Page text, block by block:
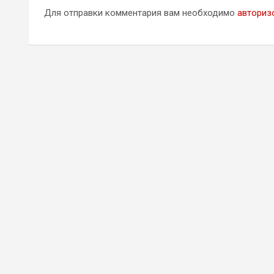
Для отправки комментария вам необходимо